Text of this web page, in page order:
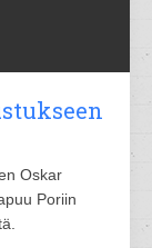
Oskar
Poriin